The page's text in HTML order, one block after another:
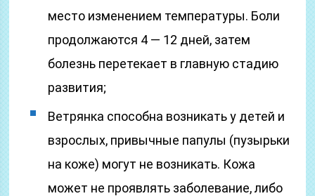
место изменением температуры. Боли
продолжаются 4 — 12 дней, затем
болезнь перетекает в главную стадию
развития;
Ветрянка способна возникать у детей и
взрослых, привычные папулы (пузырьки
на коже) могут не возникать. Кожа
может не проявлять заболевание, либо